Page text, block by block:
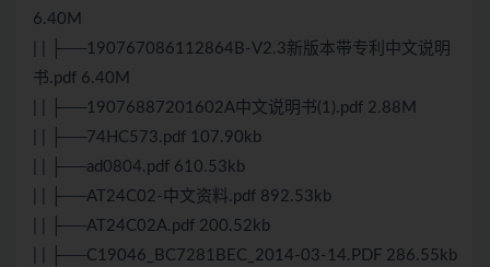
6.40M
| | ├──190767086112864B-V2.3新版本带专利中文说明
书.pdf 6.40M
| | ├──19076887201602A中文说明书(1).pdf 2.88M
| | ├──74HC573.pdf 107.90kb
| | ├──ad0804.pdf 610.53kb
| | ├──AT24C02-中文资料.pdf 892.53kb
| | ├──AT24C02A.pdf 200.52kb
| | ├──C19046_BC7281BEC_2014-03-14.PDF 286.55kb